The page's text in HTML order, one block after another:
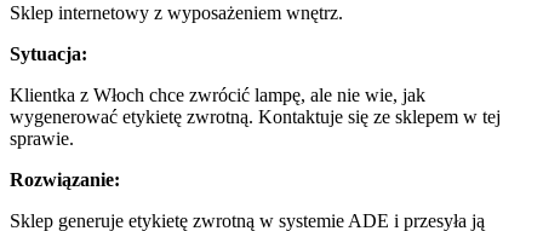
Sklep internetowy z wyposażeniem wnętrz.
Sytuacja:
Klientka z Włoch chce zwrócić lampę, ale nie wie, jak
wygenerować etykietę zwrotną. Kontaktuje się ze sklepem w tej
sprawie.
Rozwiązanie:
Sklep generuje etykietę zwrotną w systemie ADE i przesyła ją